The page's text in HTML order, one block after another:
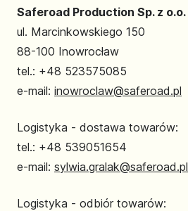
Saferoad Production Sp. z o.o.
ul. Marcinkowskiego 150
88-100 Inowrocław
tel.: +48 523575085
e-mail: inowroclaw@saferoad.pl
Logistyka - dostawa towarów:
tel.: +48 539051654
e-mail: sylwia.gralak@saferoad.pl
Logistyka - odbiór towarów: